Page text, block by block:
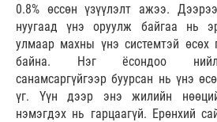
0.8% өссөн үзүүлэлт ажээ.
нуугаад үнэ оруулж байгаа нь
улмаар махны үнэ системтэй өсөх
байна. Нэг ёсондоо
санамсаргүйгээр буурсан нь үнэ
үг. Үүн дээр энэ жилийн
нэмэгдэх нь гарцаагүй. Ерөнхий